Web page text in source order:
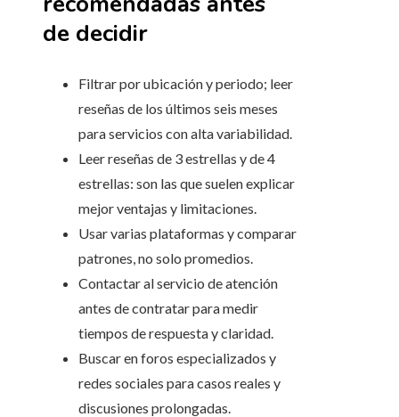
de decidir
Filtrar por ubicación y periodo; leer
reseñas de los últimos seis meses
para servicios con alta variabilidad.
Leer reseñas de 3 estrellas y de 4
estrellas: son las que suelen explicar
mejor ventajas y limitaciones.
Usar varias plataformas y comparar
patrones, no solo promedios.
Contactar al servicio de atención
antes de contratar para medir
tiempos de respuesta y claridad.
Buscar en foros especializados y
redes sociales para casos reales y
discusiones prolongadas.